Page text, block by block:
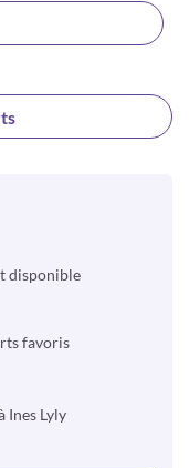
disponible
favoris
Ines Lyly